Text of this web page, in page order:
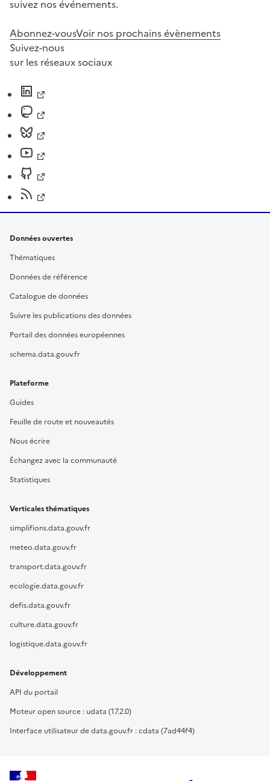
suivez nos événements.
Abonnez-vousVoir nos prochains évènements
Suivez-nous
sur les réseaux sociaux
Données ouvertes
Thématiques
Données de référence
Catalogue de données
Suivre les publications des données
Portail des données européennes
schema.data.gouv.fr
Plateforme
Guides
Feuille de route et nouveautés
Nous écrire
Échangez avec la communauté
Statistiques
Verticales thématiques
simplifions.data.gouv.fr
meteo.data.gouv.fr
transport.data.gouv.fr
ecologie.data.gouv.fr
defis.data.gouv.fr
culture.data.gouv.fr
logistique.data.gouv.fr
Développement
API du portail
Moteur open source : udata (17.2.0)
Interface utilisateur de data.gouv.fr : cdata (7ad44f4)